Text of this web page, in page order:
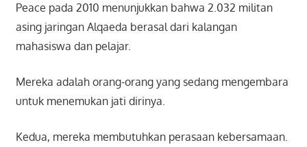
Peace pada 2010 menunjukkan bahwa 2.032 militan
asing jaringan Alqaeda berasal dari kalangan
mahasiswa dan pelajar.
Mereka adalah orang-orang yang sedang mengembara
untuk menemukan jati dirinya.
Kedua, mereka membutuhkan perasaan kebersamaan.